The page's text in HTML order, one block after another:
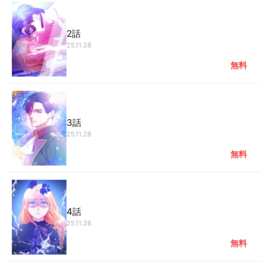
2話
25.11.28
無料
3話
25.11.28
無料
4話
25.11.28
無料